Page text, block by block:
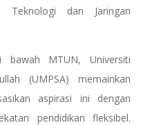
Teknologi dan Jaringan
bawah MTUN, Universiti
(UMPSA) memainkan
aspirasi ini dengan
pendidikan fleksibel.